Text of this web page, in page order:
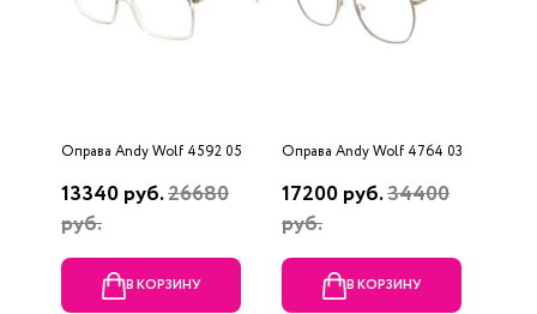
Оправа Andy Wolf 4592 05
13340 руб.26680
руб.
В КОРЗИНУ
Оправа Andy Wolf 4764 03
17200 руб.34400
руб.
В КОРЗИНУ